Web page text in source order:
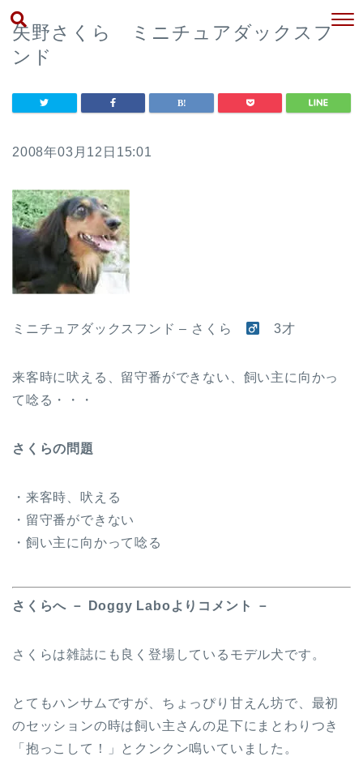
矢野さくら ミニチュアダックスフ
ンド
2008年03月12日15:01
ミニチュアダックスフンド – さくら 3才
来客時に吠える、留守番ができない、飼い主に向かっ
て唸る・・・
さくらの問題
・来客時、吠える
・留守番ができない
・飼い主に向かって唸る
さくらへ － Doggy Laboよりコメント －
さくらは雑誌にも良く登場しているモデル犬です。
とてもハンサムですが、ちょっぴり甘えん坊で、最初
のセッションの時は飼い主さんの足下にまとわりつき
「抱っこして！」とクンクン鳴いていました。